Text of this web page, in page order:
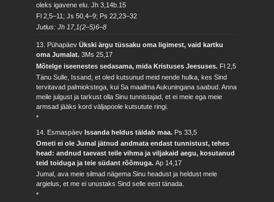
oleks igavene elu.Jh 3,14b.15
Fl 2,5–11; Js 50,4–9; Ps 22,23–32
Jutlus: Jh 17,1(2–5)6–8
13. PühapäevÜkski ärgu tüssaku oma ligimest, vaid kartku
oma Jumalat.3Ms 25,17
Mõtelge iseenestes sedasama, mida Kristuses Jeesuses. Fl 2,5
Tänu Sulle, Issand, et oled kutsunud meid nende hulka, kes Sind
tervitavad palmiokstega, kui Sa maailma Aukuningana saabud. Anna
meile julgust ja tarkust olla Sinu tunnistajad, et ei meie ega meie
armsad jääks kord väljapoole kutsutute ringi.
*
14. EsmaspäevIssanda heldus täidab maa. Ps 33,5
Ometi ei ole Jumal jätnud andmata endast tunnistust, tehes
head: andnud taevast teile vihma ja viljakaid aegu, kosutanud
teid toiduga ja teie südant rõõmuga.Ap 14,17
Jumal, ava meie silmad nägema Sinu headust ja heldust meie
argielus, et me ei unustaks Sind selle eest tänada.
*